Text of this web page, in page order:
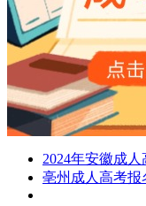
2024年安徽成
亳州成人高考报